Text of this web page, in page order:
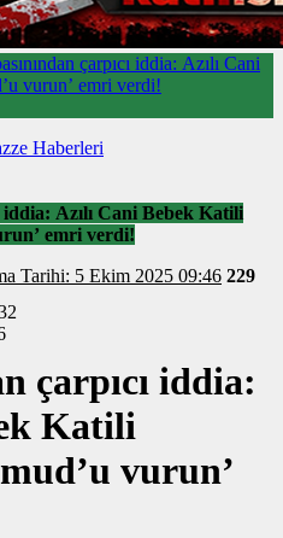
çarpıcı iddia: Azılı Cani
vurun’ emri verdi!
Haberleri
iddia: Azılı Cani Bebek Katili
emri verdi!
Yayınlanma Tarihi: 5 Ekim 2025 09:46 229
çarpıcı iddia:
Katili
vurun’